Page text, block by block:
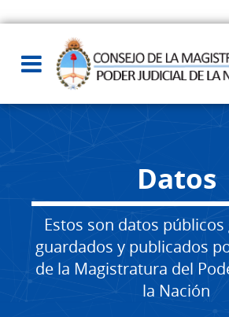
Datos
Estos son datos
guardados y publicados
de la Magistratura del
la Nación